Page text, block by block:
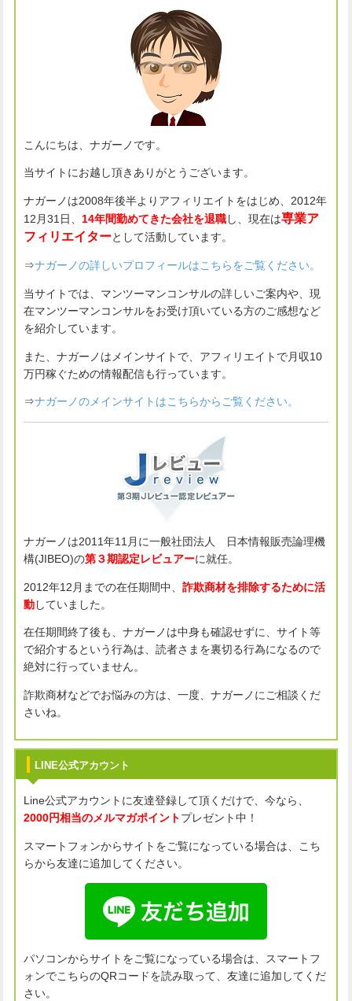
こんにちは、ナガーノです。
当サイトにお越し頂きありがとうございます。
ナガーノは2008年後半よりアフィリエイトをはじめ、2012年
12月31日、 14年間勤めてきた会社を退職し、現在は専業ア
フィリエイターとして活動しています。
⇒ナガーノの詳しいプロフィールはこちらをご覧ください。
当サイトでは、マンツーマンコンサルの詳しいご案内や、現
在マンツーマンコンサルをお受け頂いている方のご感想など
を紹介しています。
また、ナガーノはメインサイトで、アフィリエイトで月収10
万円稼ぐための情報配信も行っています。
⇒ナガーノのメインサイトはこちらからご覧ください。
ナガーノは2011年11月に一般社団法人 日本情報販売論理機
構(JIBEO)の第３期認定レビュアーに就任。
2012年12月までの在任期間中、 詐欺商材を排除するために活
動していました。
在任期間終了後も、ナガーノは中身も確認せずに、サイト等
で紹介するという行為は、読者さまを裏切る行為になるので
絶対に行っていません。
詐欺商材などでお悩みの方は、一度、ナガーノにご相談くだ
さいね。
LINE公式アカウント
Line公式アカウントに友達登録して頂くだけで、今なら、
2000円相当のメルマガポイント プレゼント中！
スマートフォンからサイトをご覧になっている場合は、こち
らから友達に追加してください。
パソコンからサイトをご覧になっている場合は、スマートフ
ォンでこちらのQRコードを読み取って、友達に追加してくだ
さい。